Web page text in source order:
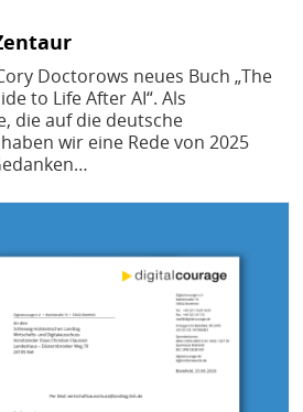
Doctorows neues Buch „The
to Life After AI“. Als
die auf die deutsche
wir eine Rede von 2025